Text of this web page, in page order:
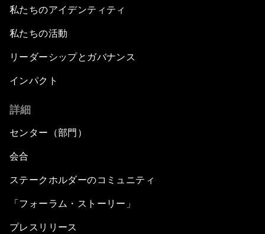
私たちのアイデンティティ
私たちの活動
リーダーシップとガバナンス
インパクト
詳細
センター（部門）
会合
ステークホルダーのコミュニティ
「フォーラム・ストーリー」
プレスリリース